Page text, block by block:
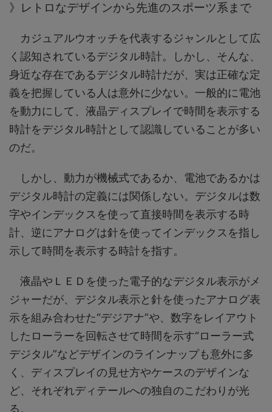
》レトロなデザインから先進のスポーツ系まで
カジュアルウオッチを代表するジャンルとして広
く認知されているデジタル時計。しかし、そんな、
身近な存在であるデジタル時計だが、実は正確な定
義を把握している人は意外に少ない。一般的に電池
を動力にして、液晶ディスプレイで時間を表示する
時計をデジタル時計として認識していることが多い
のだ。
しかし、動力が機械式であるか、電池であるかは
デジタル時計の定義には関係しない。デジタルは数
字やインデックスを使って直接時間を表示する時
計、逆にアナログは針を使ってインデックスを指し
示して時間を表示する時計を指す。
液晶やＬＥＤを使った電子的なデジタル表示がメ
ジャーだが、デジタル表示と針を使ったアナログ表
示を組み合わせた“デジアナ”や、数字をレイアウト
したローラーを回転させて時間を示す“ローラー式
デジタル”などデザインのラインナップも意外に多
く、ディスプレイの見せ方やケースのデザインな
ど、それぞれディテールへの独自のこだわりが光
る。